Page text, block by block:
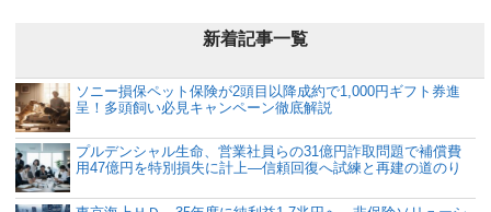
新着記事一覧
ソニー損保ペット保険が2頭目以降成約で1,000円ギフト券進
呈！多頭飼い必見キャンペーン徹底解説
プルデンシャル生命、営業社員らの31億円詐取問題で補償費
用47億円を特別損失に計上―信頼回復へ試練と再建の道のり